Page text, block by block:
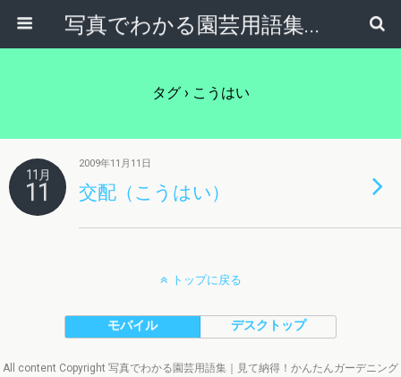
写真でわかる園芸用語集｜見て納得！かんたんガーデニング用語辞典
タグ › こうはい
11月
11
2009年11月11日
交配（こうはい）
トップに戻る
モバイル デスクトップ
All content Copyright 写真でわかる園芸用語集｜見て納得！かんたんガーデニング